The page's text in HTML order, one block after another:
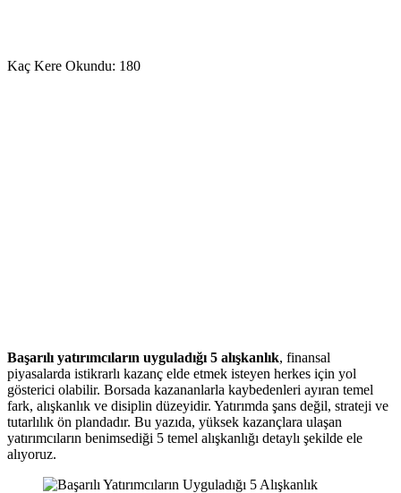
Kaç Kere Okundu: 180
Başarılı yatırımcıların uyguladığı 5 alışkanlık, finansal
piyasalarda istikrarlı kazanç elde etmek isteyen herkes için yol
gösterici olabilir. Borsada kazananlarla kaybedenleri ayıran temel
fark, alışkanlık ve disiplin düzeyidir. Yatırımda şans değil, strateji ve
tutarlılık ön plandadır. Bu yazıda, yüksek kazançlara ulaşan
yatırımcıların benimsediği 5 temel alışkanlığı detaylı şekilde ele
alıyoruz.